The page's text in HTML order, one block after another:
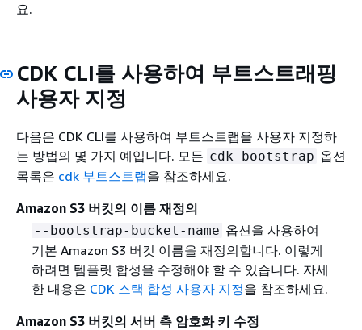
요.
CDK CLI를 사용하여 부트스트래핑
사용자 지정
다음은 CDK CLI를 사용하여 부트스트랩을 사용자 지정하
는 방법의 몇 가지 예입니다. 모든 cdk bootstrap 옵션
목록은 cdk 부트스트랩을 참조하세요.
Amazon S3 버킷의 이름 재정의
--bootstrap-bucket-name 옵션을 사용하여
기본 Amazon S3 버킷 이름을 재정의합니다. 이렇게
하려면 템플릿 합성을 수정해야 할 수 있습니다. 자세
한 내용은 CDK 스택 합성 사용자 지정을 참조하세요.
Amazon S3 버킷의 서버 측 암호화 키 수정